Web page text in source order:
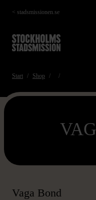
Hoppa
till
< stadsmissionen.se
Start Shop
Vaga Bond